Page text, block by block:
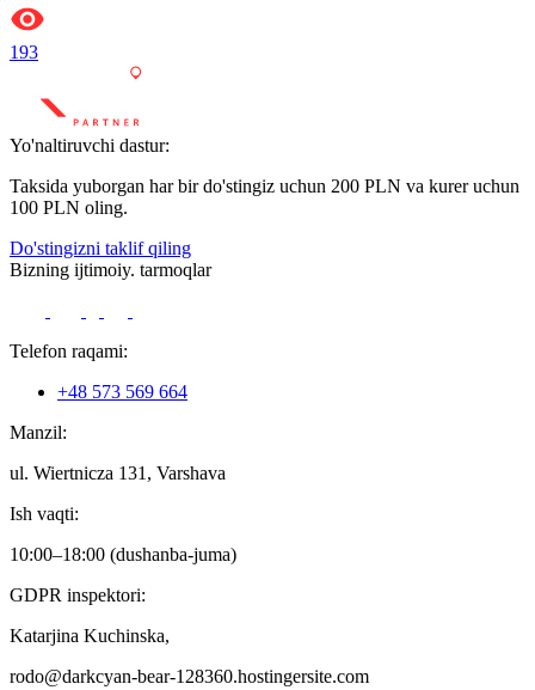
193
Yo'naltiruvchi dastur:
Taksida yuborgan har bir do'stingiz uchun 200 PLN va kurer uchun
100 PLN oling.
Do'stingizni taklif qiling
Bizning ijtimoiy. tarmoqlar
Telefon raqami:
+48 573 569 664
Manzil:
ul. Wiertnicza 131, Varshava
Ish vaqti:
10:00–18:00 (dushanba-juma)
GDPR inspektori:
Katarjina Kuchinska,
rodo@darkcyan-bear-128360.hostingersite.com